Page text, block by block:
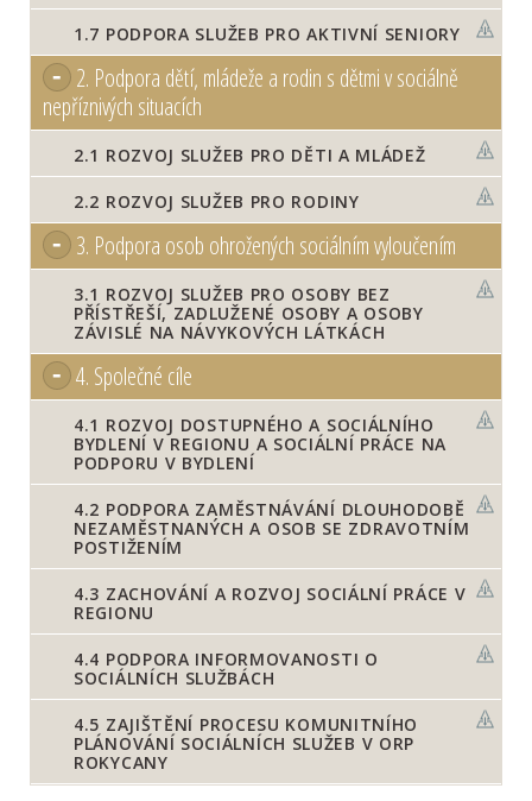
1.7 PODPORA SLUŽEB PRO AKTIVNÍ SENIORY
2. Podpora dětí, mládeže a rodin s dětmi v sociálně
nepříznivých situacích
2.1 ROZVOJ SLUŽEB PRO DĚTI A MLÁDEŽ
2.2 ROZVOJ SLUŽEB PRO RODINY
3. Podpora osob ohrožených sociálním vyloučením
3.1 ROZVOJ SLUŽEB PRO OSOBY BEZ
PŘÍSTŘEŠÍ, ZADLUŽENÉ OSOBY A OSOBY
ZÁVISLÉ NA NÁVYKOVÝCH LÁTKÁCH
4. Společné cíle
4.1 ROZVOJ DOSTUPNÉHO A SOCIÁLNÍHO
BYDLENÍ V REGIONU A SOCIÁLNÍ PRÁCE NA
PODPORU V BYDLENÍ
4.2 PODPORA ZAMĚSTNÁVÁNÍ DLOUHODOBĚ
NEZAMĚSTNANÝCH A OSOB SE ZDRAVOTNÍM
POSTIŽENÍM
4.3 ZACHOVÁNÍ A ROZVOJ SOCIÁLNÍ PRÁCE V
REGIONU
4.4 PODPORA INFORMOVANOSTI O
SOCIÁLNÍCH SLUŽBÁCH
4.5 ZAJIŠTĚNÍ PROCESU KOMUNITNÍHO
PLÁNOVÁNÍ SOCIÁLNÍCH SLUŽEB V ORP
ROKYCANY